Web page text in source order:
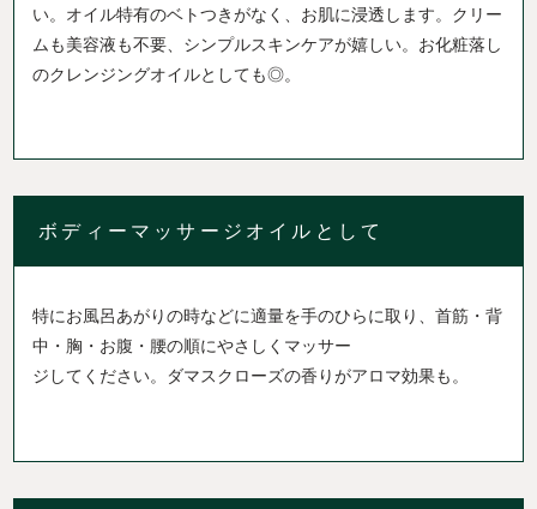
い。オイル特有のベトつきがなく、お肌に浸透します。クリー
ムも美容液も不要、シンプルスキンケアが嬉しい。お化粧落し
のクレンジングオイルとしても◎。
ボディーマッサージオイルとして
特にお風呂あがりの時などに適量を手のひらに取り、首筋・背
中・胸・お腹・腰の順にやさしくマッサー
ジしてください。ダマスクローズの香りがアロマ効果も。